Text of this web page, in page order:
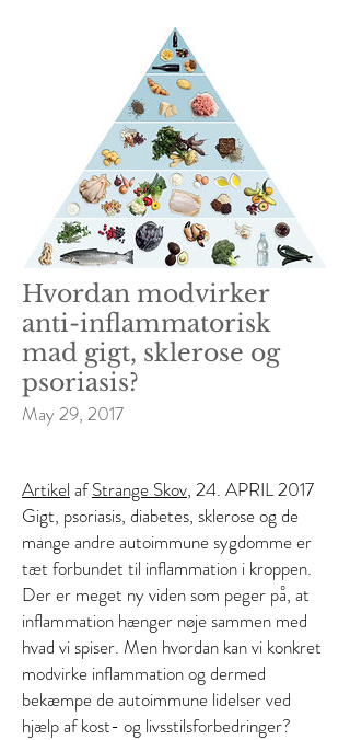
Hvordan modvirker
anti-inflammatorisk
mad gigt, sklerose og
psoriasis?
May 29, 2017
Artikel afStrange Skov, 24. APRIL 2017
Gigt, psoriasis, diabetes, sklerose og de
mange andre autoimmune sygdomme er
tæt forbundet til inflammation i kroppen.
Der er meget ny viden som peger på, at
inflammation hænger nøje sammen med
hvad vi spiser. Men hvordan kan vi konkret
modvirke inflammation og dermed
bekæmpe de autoimmune lidelser ved
hjælp af kost- og livsstilsforbedringer?